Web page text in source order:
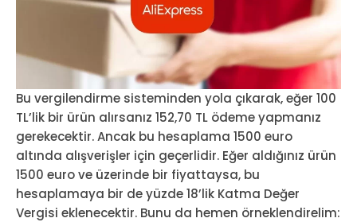
Bu vergilendirme sisteminden yola çıkarak, eğer 100
TL’lik bir ürün alırsanız 152,70 TL ödeme yapmanız
gerekecektir. Ancak bu hesaplama 1500 euro
altında alışverişler için geçerlidir. Eğer aldığınız ürün
1500 euro ve üzerinde bir fiyattaysa, bu
hesaplamaya bir de yüzde 18’lik Katma Değer
Vergisi eklenecektir. Bunu da hemen örneklendirelim: